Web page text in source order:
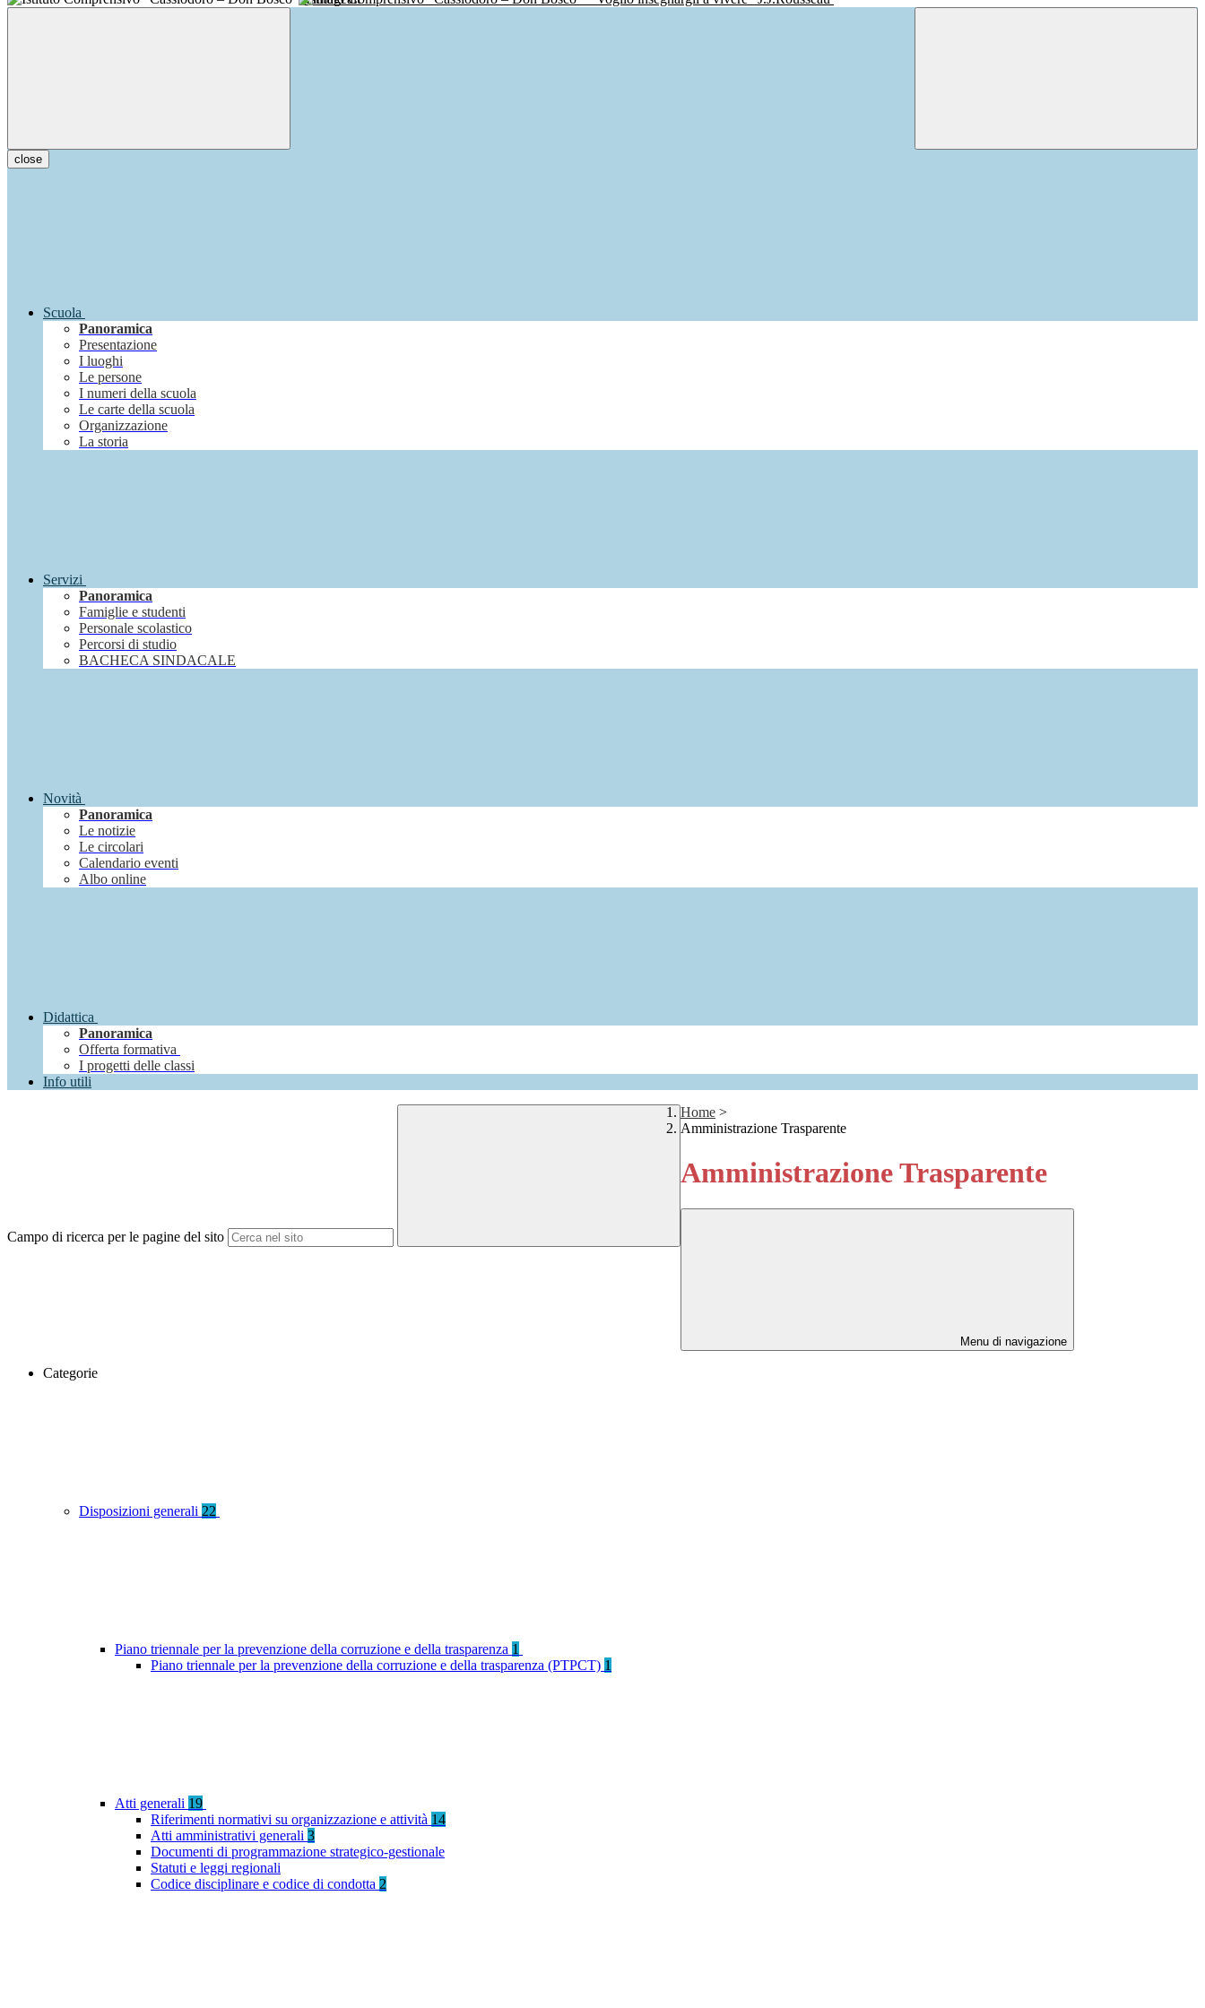
close
Scuola
Panoramica
Presentazione
I luoghi
Le persone
I numeri della scuola
Le carte della scuola
Organizzazione
La storia
Servizi
Panoramica
Famiglie e studenti
Personale scolastico
Percorsi di studio
BACHECA SINDACALE
Novità
Panoramica
Le notizie
Le circolari
Calendario eventi
Albo online
Didattica
Panoramica
Offerta formativa
I progetti delle classi
Info utili
Campo di ricerca per le pagine del sito
Home >
Amministrazione Trasparente
Amministrazione Trasparente
Menu di navigazione
Categorie
Disposizioni generali 22
Piano triennale per la prevenzione della corruzione e della trasparenza 1
Piano triennale per la prevenzione della corruzione e della trasparenza (PTPCT) 1
Atti generali 19
Riferimenti normativi su organizzazione e attività 14
Atti amministrativi generali 3
Documenti di programmazione strategico-gestionale
Statuti e leggi regionali
Codice disciplinare e codice di condotta 2